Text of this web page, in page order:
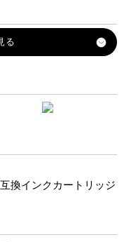
換インクカートリッジ